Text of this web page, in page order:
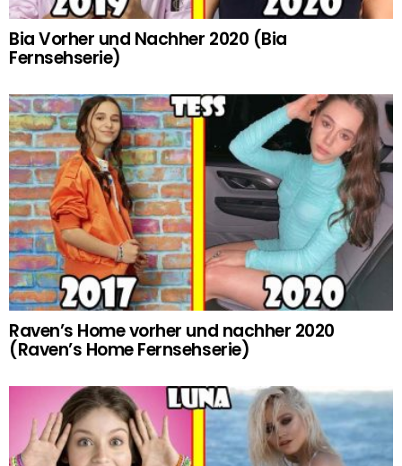
Bia Vorher und Nachher 2020 (Bia
Fernsehserie)
Raven’s Home vorher und nachher 2020
(Raven’s Home Fernsehserie)